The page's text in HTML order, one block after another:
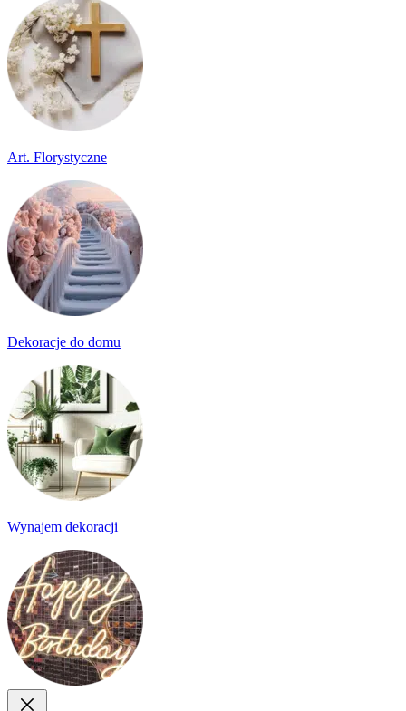
Art. Florystyczne
Dekoracje do domu
Wynajem dekoracji